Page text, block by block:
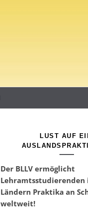
LUST AUF
Der BLLV ermöglicht
Lehramtsstudierenden
Ländern Praktika an
weltweit!